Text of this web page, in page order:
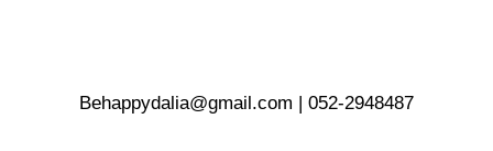
Behappydalia@gmail.com | 052-2948487